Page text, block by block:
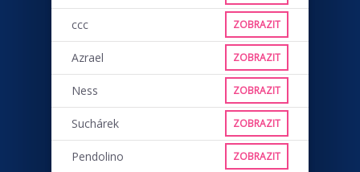
ccc ZOBRAZIT
Azrael ZOBRAZIT
Ness ZOBRAZIT
Suchárek ZOBRAZIT
Pendolino ZOBRAZIT